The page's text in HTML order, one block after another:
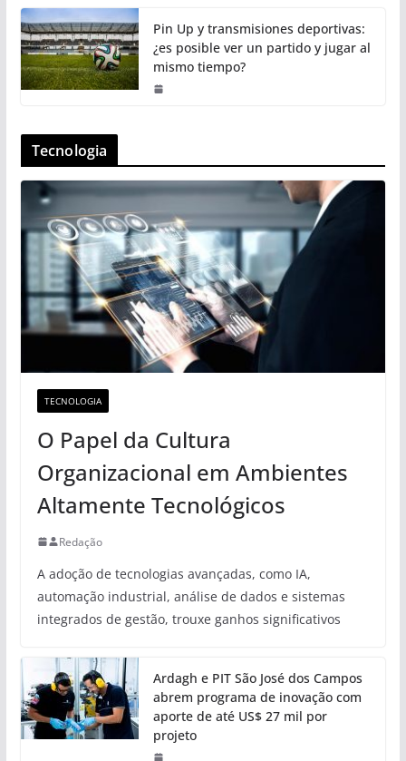
Pin Up y transmisiones deportivas:
¿es posible ver un partido y jugar al
mismo tiempo?
Tecnologia
TECNOLOGIA
O Papel da Cultura
Organizacional em Ambientes
Altamente Tecnológicos
Redação
A adoção de tecnologias avançadas, como IA,
automação industrial, análise de dados e sistemas
integrados de gestão, trouxe ganhos significativos
Ardagh e PIT São José dos Campos
abrem programa de inovação com
aporte de até US$ 27 mil por
projeto